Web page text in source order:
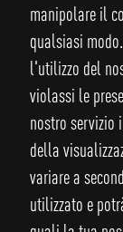
manipolare il
qualsiasi
l'utilizzo del
violassi le
nostro servizio
della
variare a
utilizzato e